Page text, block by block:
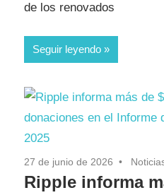
de los renovados
Seguir leyendo
27 de junio de 2026
Ripple informa